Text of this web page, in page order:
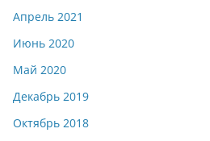
Апрель 2021
Июнь 2020
Май 2020
Декабрь 2019
Октябрь 2018